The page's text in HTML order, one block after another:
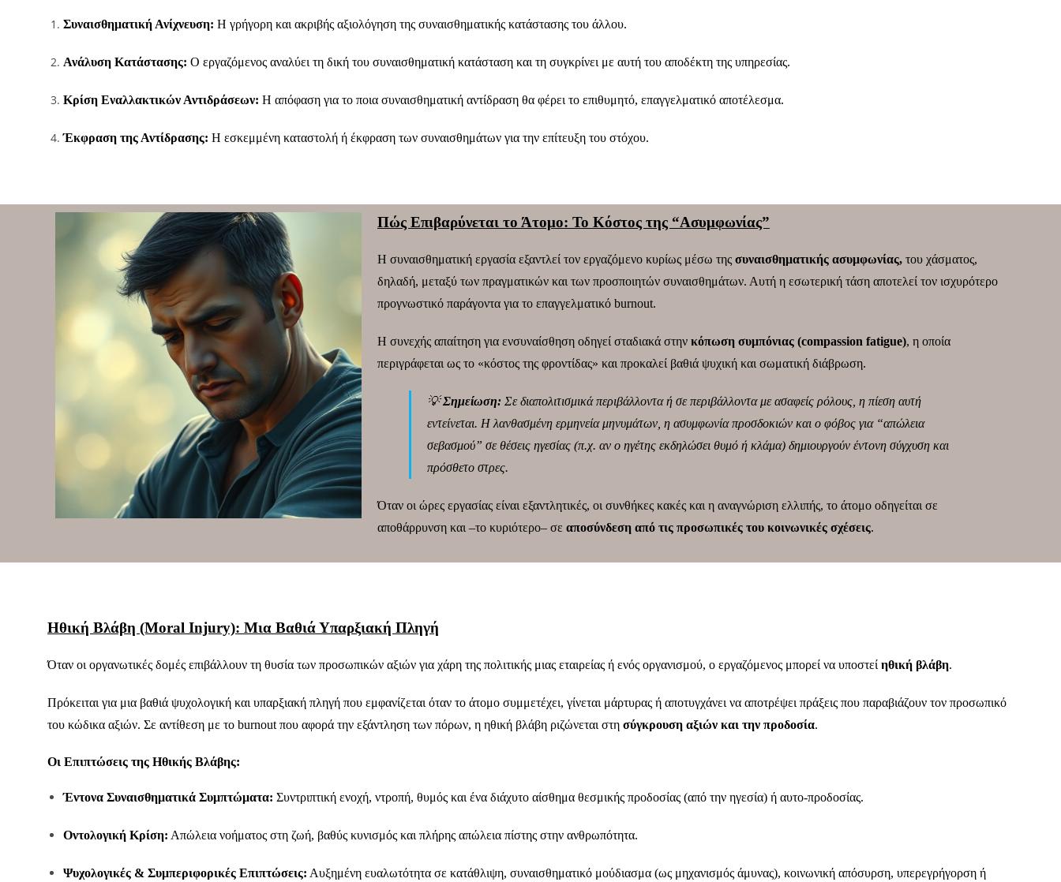
Συναισθηματική Ανίχνευση: Η γρήγορη και ακριβής αξιολόγηση της συναισθηματικής κατάστασης του άλλου.
Ανάλυση Κατάστασης: Ο εργαζόμενος αναλύει τη δική του συναισθηματική κατάσταση και τη συγκρίνει με αυτή του αποδέκτη της υπηρεσίας.
Κρίση Εναλλακτικών Αντιδράσεων: Η απόφαση για το ποια συναισθηματική αντίδραση θα φέρει το επιθυμητό, επαγγελματικό αποτέλεσμα.
Έκφραση της Αντίδρασης: Η εσκεμμένη καταστολή ή έκφραση των συναισθημάτων για την επίτευξη του στόχου.
Πώς Επιβαρύνεται το Άτομο: Το Κόστος της “Ασυμφωνίας”
Η συναισθηματική εργασία εξαντλεί τον εργαζόμενο κυρίως μέσω της συναισθηματικής ασυμφωνίας,του χάσματος,
δηλαδή, μεταξύ των πραγματικών και των προσποιητών συναισθημάτων. Αυτή η εσωτερική τάση αποτελεί τον ισχυρότερο
προγνωστικό παράγοντα για το επαγγελματικό burnout.
Η συνεχής απαίτηση για ενσυναίσθηση οδηγεί σταδιακά στην κόπωση συμπόνιας (compassion fatigue), η οποία
περιγράφεται ως το «κόστος της φροντίδας» και προκαλεί βαθιά ψυχική και σωματική διάβρωση.
💡Σημείωση:Σε διαπολιτισμικά περιβάλλοντα ή σε περιβάλλοντα με ασαφείς ρόλους, η πίεση αυτή
εντείνεται. Η λανθασμένη ερμηνεία μηνυμάτων, η ασυμφωνία προσδοκιών και ο φόβος για “απώλεια
σεβασμού” σε θέσεις ηγεσίας (π.χ. αν ο ηγέτης εκδηλώσει θυμό ή κλάμα) δημιουργούν έντονη σύγχυση και
πρόσθετο στρες.
Όταν οι ώρες εργασίας είναι εξαντλητικές, οι συνθήκες κακές και η αναγνώριση ελλιπής, το άτομο οδηγείται σε
αποθάρρυνση και –το κυριότερο– σε αποσύνδεση από τις προσωπικές του κοινωνικές σχέσεις.
Ηθική Βλάβη (Moral Injury): Μια Βαθιά Υπαρξιακή Πληγή
Όταν οι οργανωτικές δομές επιβάλλουν τη θυσία των προσωπικών αξιών για χάρη της πολιτικής μιας εταιρείας ή ενός οργανισμού, ο εργαζόμενος μπορεί να υποστεί ηθική βλάβη.
Πρόκειται για μια βαθιά ψυχολογική και υπαρξιακή πληγή που εμφανίζεται όταν το άτομο συμμετέχει, γίνεται μάρτυρας ή αποτυγχάνει να αποτρέψει πράξεις που παραβιάζουν τον προσωπικό
του κώδικα αξιών. Σε αντίθεση με το burnout που αφορά την εξάντληση των πόρων, η ηθική βλάβη ριζώνεται στη σύγκρουση αξιών και την προδοσία.
Οι Επιπτώσεις της Ηθικής Βλάβης:
Έντονα Συναισθηματικά Συμπτώματα: Συντριπτική ενοχή, ντροπή, θυμός και ένα διάχυτο αίσθημα θεσμικής προδοσίας (από την ηγεσία) ή αυτο-προδοσίας.
Οντολογική Κρίση: Απώλεια νοήματος στη ζωή, βαθύς κυνισμός και πλήρης απώλεια πίστης στην ανθρωπότητα.
Ψυχολογικές & Συμπεριφορικές Επιπτώσεις: Αυξημένη ευαλωτότητα σε κατάθλιψη, συναισθηματικό μούδιασμα (ως μηχανισμός άμυνας), κοινωνική απόσυρση, υπερεγρήγορση ή